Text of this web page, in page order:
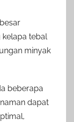
kelapa tebal
minyak
beberapa
dapat